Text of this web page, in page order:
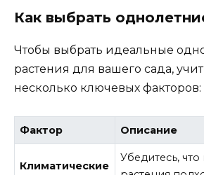
Как выбрать
Чтобы выбрать идеальные
растения для вашего сада,
несколько ключевых факторов:
Фактор Описание
Климатические
Убедитесь,